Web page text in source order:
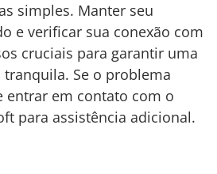
simples. Manter seu
e verificar sua conexão com
cruciais para garantir uma
Se o problema
entrar em contato com o
para assistência adicional.